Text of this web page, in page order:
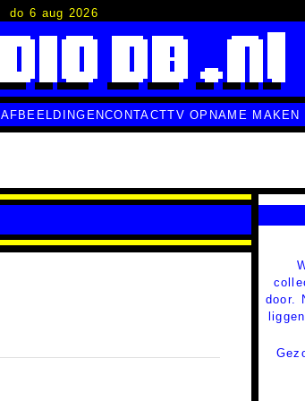
do 6 aug 2026
AFBEELDINGENCONTACTTV OPNAME MAKEN
door.